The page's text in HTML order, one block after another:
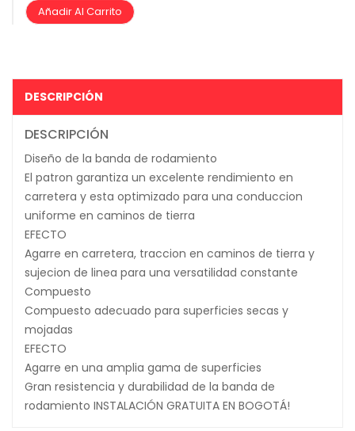
Añadir Al Carrito
DESCRIPCIÓN
DESCRIPCIÓN
Diseño de la banda de rodamiento
El patron garantiza un excelente rendimiento en
carretera y esta optimizado para una conduccion
uniforme en caminos de tierra
EFECTO
Agarre en carretera, traccion en caminos de tierra y
sujecion de linea para una versatilidad constante
Compuesto
Compuesto adecuado para superficies secas y
mojadas
EFECTO
Agarre en una amplia gama de superficies
Gran resistencia y durabilidad de la banda de
rodamiento INSTALACIÓN GRATUITA EN BOGOTÁ!